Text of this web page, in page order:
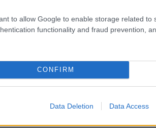
to allow Google to enable storage related to
functionality and fraud prevention,
CONFIRM
Data Deletion Data Access